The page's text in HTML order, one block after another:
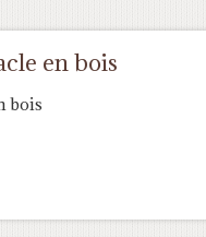
en bois
bois